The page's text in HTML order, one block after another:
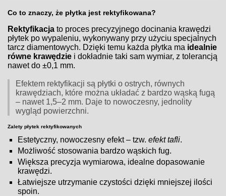
Co to znaczy, że płytka jest rektyfikowana?
Rektyfikacja to proces precyzyjnego docinania krawędzi
płytek po wypaleniu, wykonywany przy użyciu specjalnych
tarcz diamentowych. Dzięki temu każda płytka ma idealnie
równe krawędzie i dokładnie taki sam wymiar, z tolerancją
nawet do ±0,1 mm.
Efektem rektyfikacji są płytki o ostrych, równych
krawędziach, które można układać z bardzo wąską fugą
– nawet 1,5–2 mm. Daje to nowoczesny, jednolity
wygląd powierzchni.
Zalety płytek rektyfikowanych
Estetyczny, nowoczesny efekt – tzw.efekt tafli.
Możliwość stosowania bardzo wąskich fug.
Większa precyzja wymiarowa, idealne dopasowanie
krawędzi.
Łatwiejsze utrzymanie czystości dzięki mniejszej ilości
spoin.